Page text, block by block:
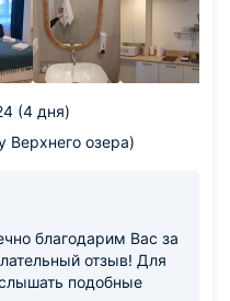
и др. средства
большая. Рядом
очень. Но это не
(4 дня)
Верхнего озера)
благодарим Вас за
отзыв! Для
подобные